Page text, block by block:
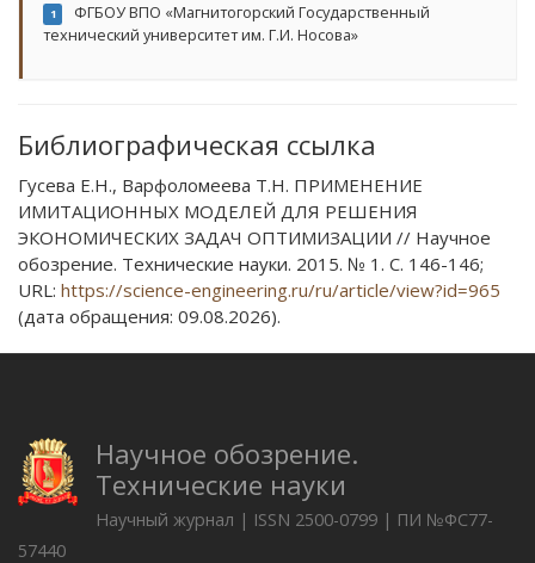
1
ФГБОУ ВПО «Магнитогорский Государственный
технический университет им. Г.И. Носова»
Библиографическая ссылка
Гусева Е.Н., Варфоломеева Т.Н. ПРИМЕНЕНИЕ
ИМИТАЦИОННЫХ МОДЕЛЕЙ ДЛЯ РЕШЕНИЯ
ЭКОНОМИЧЕСКИХ ЗАДАЧ ОПТИМИЗАЦИИ // Научное
обозрение. Технические науки. 2015. № 1. С. 146-146;
URL: https://science-engineering.ru/ru/article/view?id=965
(дата обращения: 09.08.2026).
Научное обозрение.
Технические науки
Научный журнал | ISSN 2500-0799 | ПИ №ФС77-
57440